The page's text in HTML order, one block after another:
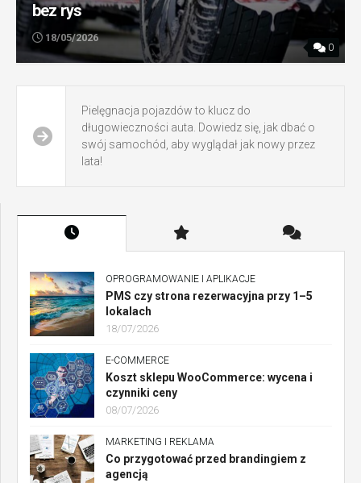
bez rys
18/05/2026
0
Pielęgnacja pojazdów to klucz do
długowieczności auta. Dowiedz się, jak dbać o
swój samochód, aby wyglądał jak nowy przez
lata!
OPROGRAMOWANIE I APLIKACJE
PMS czy strona rezerwacyjna przy 1–5
lokalach
18/07/2026
E-COMMERCE
Koszt sklepu WooCommerce: wycena i
czynniki ceny
08/07/2026
MARKETING I REKLAMA
Co przygotować przed brandingiem z
agencją